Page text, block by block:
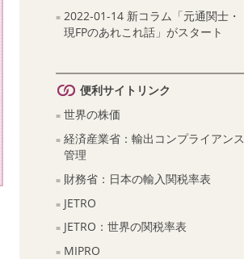
2022-01-14 新コラム「元通関士・
現FPのあれこれ話」がスタート
便利サイトリンク
世界の株価
経済産業省：輸出コンプライアンス
管理
財務省：日本の輸入関税率表
JETRO
JETRO：世界の関税率表
MIPRO